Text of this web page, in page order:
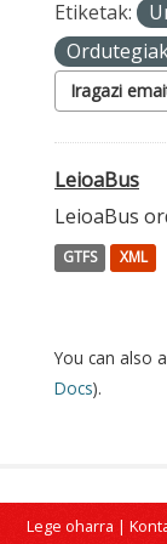
Etiketak:
Iragazi
LeioaBus
LeioaBus
GTFS XML
You can also
Docs).
Lege oharra |